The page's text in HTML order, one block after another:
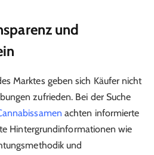
und
Marktes geben sich Käufer nicht
zufrieden. Bei der Suche
achten informierte
Hintergrundinformationen wie
und